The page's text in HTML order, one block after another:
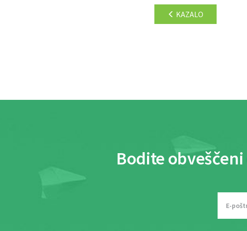
KAZALO
Bodite obveščeni